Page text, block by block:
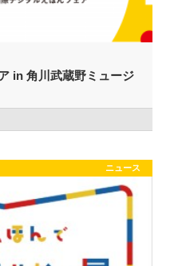
in 角川武蔵野ミュージ
ニュース